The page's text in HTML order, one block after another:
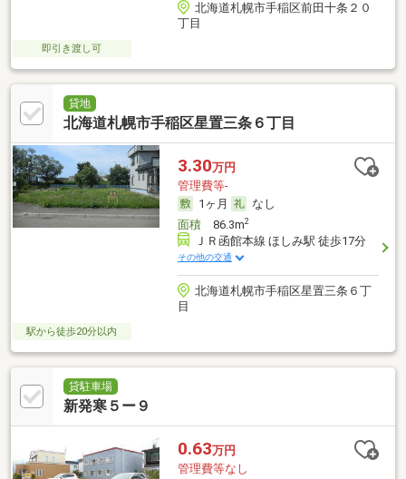
北海道札幌市手稲区前田十条２０
丁目
即引き渡し可
貸地
北海道札幌市手稲区星置三条６丁目
3.30万円
管理費等-
1ヶ月
なし
面積86.3m2
ＪＲ函館本線 ほしみ駅 徒歩17分
その他の交通
北海道札幌市手稲区星置三条６丁
目
駅から徒歩20分以内
貸駐車場
新発寒５ー９
0.63万円
管理費等なし